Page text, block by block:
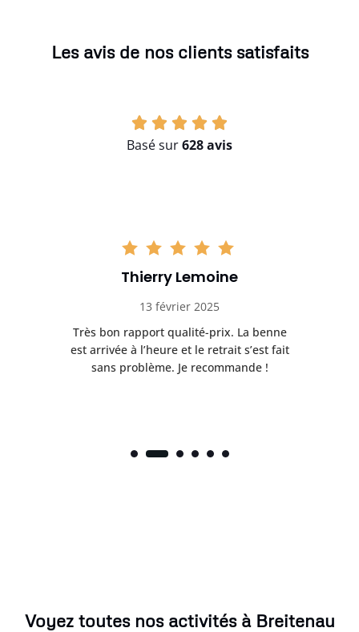
Les avis de nos clients satisfaits
Basé sur628 avis
Thierry Lemoine
13 février 2025
Très bon rapport qualité-prix. La benne
est arrivée à l’heure et le retrait s’est fait
sans problème. Je recommande !
Voyez toutes nos activités à Breitenau